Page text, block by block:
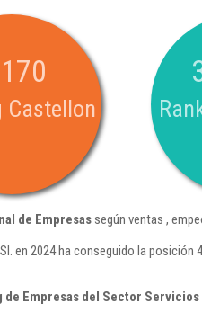
Castellon
de Empresassegún ventas ,
en 2024 ha conseguido la
de Empresas del Sector